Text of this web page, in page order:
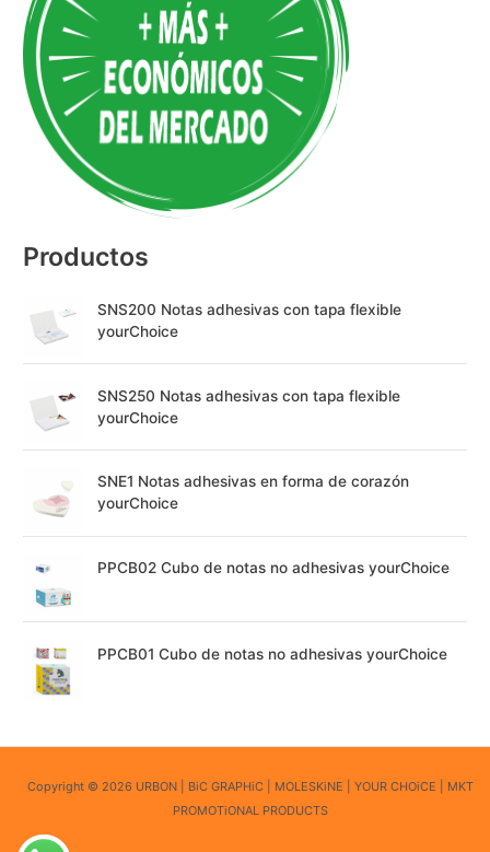
r
n
a
Productos
SNS200 Notas adhesivas con tapa flexible
yourChoice
SNS250 Notas adhesivas con tapa flexible
yourChoice
SNE1 Notas adhesivas en forma de corazón
yourChoice
PPCB02 Cubo de notas no adhesivas yourChoice
PPCB01 Cubo de notas no adhesivas yourChoice
Copyright © 2026 URBON | BiC GRAPHiC | MOLESKiNE | YOUR CHOiCE | MKT
PROMOTiONAL PRODUCTS